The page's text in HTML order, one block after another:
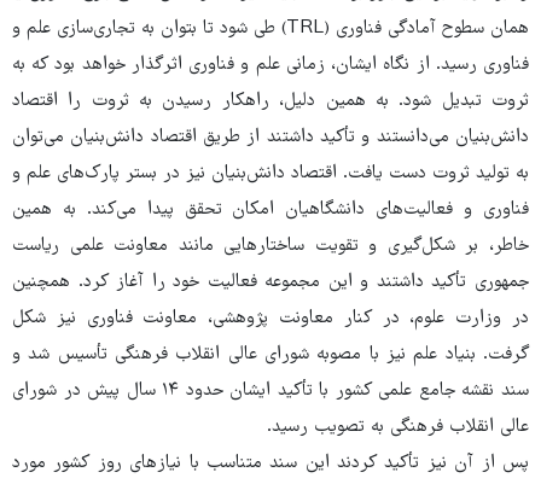
همان سطوح آمادگی فناوری (TRL) طی شود تا بتوان به تجاری‌سازی علم و
فناوری رسید. از نگاه ایشان، زمانی علم و فناوری اثرگذار خواهد بود که به
ثروت تبدیل شود. به همین دلیل، راهکار رسیدن به ثروت را اقتصاد
دانش‌بنیان می‌دانستند و تأکید داشتند از طریق اقتصاد دانش‌بنیان می‌توان
به تولید ثروت دست یافت. اقتصاد دانش‌بنیان نیز در بستر پارک‌های علم و
فناوری و فعالیت‌های دانشگاهیان امکان تحقق پیدا می‌کند. به همین
خاطر، بر شکل‌گیری و تقویت ساختارهایی مانند معاونت علمی ریاست
جمهوری تأکید داشتند و این مجموعه فعالیت خود را آغاز کرد. همچنین
در وزارت علوم، در کنار معاونت پژوهشی، معاونت فناوری نیز شکل
گرفت. بنیاد علم نیز با مصوبه شورای عالی انقلاب فرهنگی تأسیس شد و
سند نقشه جامع علمی کشور با تأکید ایشان حدود ۱۴ سال پیش در شورای
عالی انقلاب فرهنگی به تصویب رسید.
پس از آن نیز تأکید کردند این سند متناسب با نیازهای روز کشور مورد